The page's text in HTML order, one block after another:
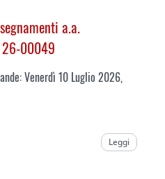
a.a.
00049
Venerdì 10 Luglio 2026,
Leggi